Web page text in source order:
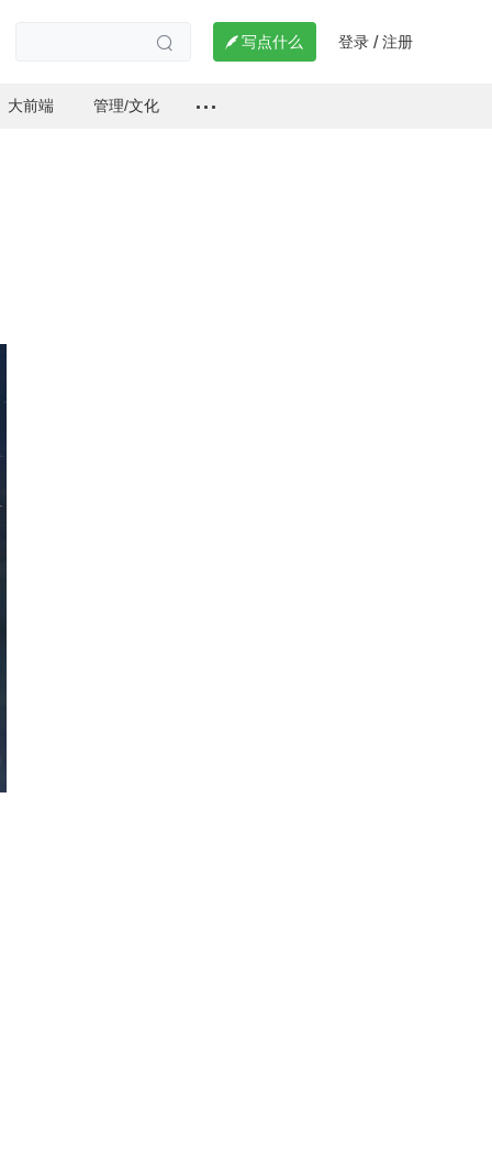
  写点什么 登录 / 注册
大前端 管理/文化